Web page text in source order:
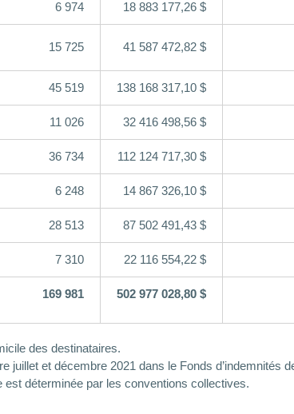
6 974 18 883 177,26 $
15 725 41 587 472,82 $
45 519 138 168 317,10 $
11 026 32 416 498,56 $
36 734 112 124 717,30 $
6 248 14 867 326,10 $
28 513 87 502 491,43 $
7 310 22 116 554,22 $
169 981 502 977 028,80 $
des destinataires.
juillet et décembre 2021 dans le Fonds
déterminée par les conventions collectives.